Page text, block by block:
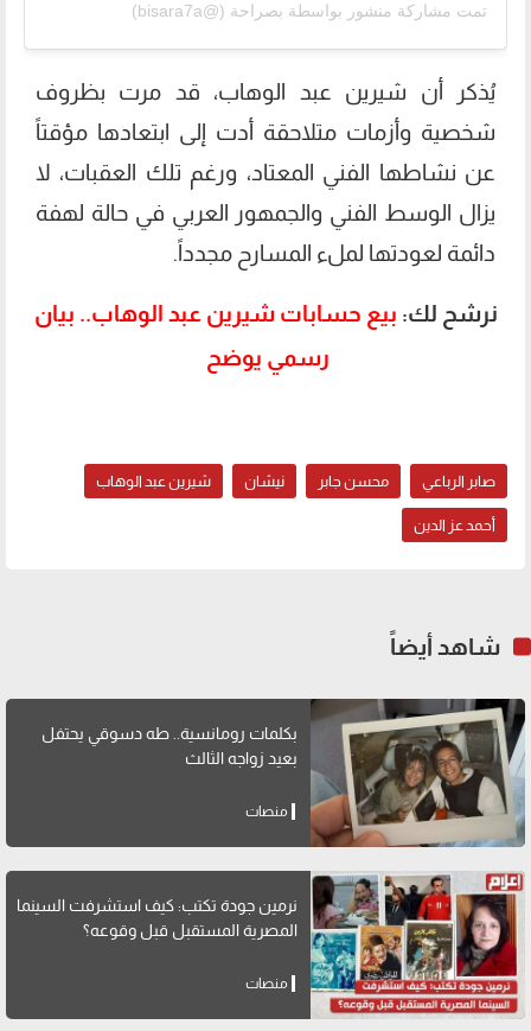
تمت مشاركة منشور بواسطة ‏‎بصراحة‎‏ (@‏‎bisara7a‎‏)
​يُذكر أن شيرين عبد الوهاب، قد مرت بظروف
شخصية وأزمات متلاحقة أدت إلى ابتعادها مؤقتاً
عن نشاطها الفني المعتاد، ورغم تلك العقبات، لا
يزال الوسط الفني والجمهور العربي في حالة لهفة
دائمة لعودتها لملء المسارح مجدداً.
نرشح لك: بيع حسابات شيرين عبد الوهاب.. بيان
رسمي يوضح
صابر الرباعي محسن جابر نيشان شيرين عبد الوهاب
أحمد عز الدين
شاهد أيضاً
بكلمات رومانسية.. طه دسوقي يحتفل
بعيد زواجه الثالث
منصات
نرمين جودة تكتب: كيف استشرفت السينما
المصرية المستقبل قبل وقوعه؟
منصات